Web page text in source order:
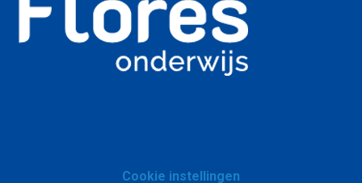
Cookie instellingen